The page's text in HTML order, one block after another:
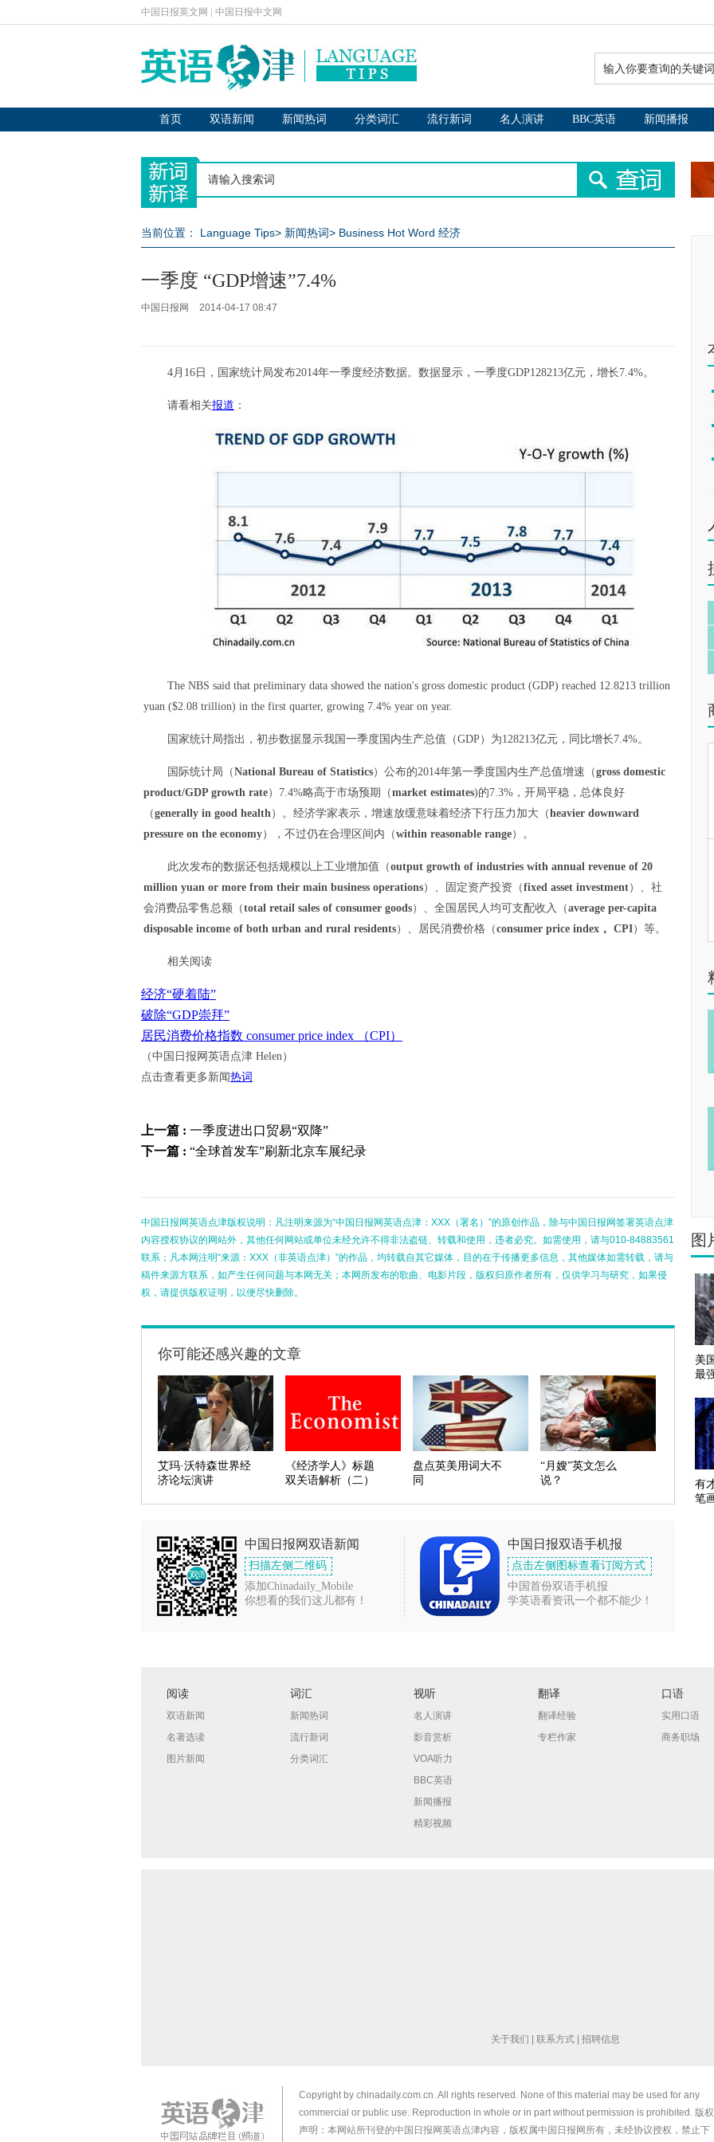
中国日报英文网 中国日报中文网
首页 双语新闻 新闻热词 分类词汇 流行新词 名人演讲 BBC英语 新闻播报
当前位置： Language Tips> 新闻热词> Business Hot Word 经济
一季度 “GDP增速”7.4%
中国日报网 2014-04-17 08:47
4月16日，国家统计局发布2014年一季度经济数据。数据显示，一季度GDP128213亿元，增长7.4%。
请看相关报道 ：
The NBS said that preliminary data showed the nation's gross domestic product (GDP) reached 12.8213 trillion
yuan ($2.08 trillion) in the first quarter, growing 7.4% year on year.
国家统计局指出，初步数据显示我国一季度国内生产总值（GDP）为128213亿元，同比增长7.4%。
国际统计局（National Bureau of Statistics）公布的2014年第一季度国内生产总值增速（gross domestic
product/GDP growth rate）7.4%略高于市场预期（market estimates)的7.3%，开局平稳，总体良好
（generally in good health）。经济学家表示，增速放缓意味着经济下行压力加大（heavier downward
pressure on the economy），不过仍在合理区间内（within reasonable range）。
此次发布的数据还包括规模以上工业增加值（output growth of industries with annual revenue of 20
million yuan or more from their main business operations）、固定资产投资（fixed asset investment）、社
会消费品零售总额（total retail sales of consumer goods）、全国居民人均可支配收入（average per-capita
disposable income of both urban and rural residents）、居民消费价格（consumer price index， CPI）等。
相关阅读
经济“硬着陆”
破除“GDP崇拜”
居民消费价格指数 consumer price index （CPI）
（中国日报网英语点津 Helen）
点击查看更多新闻热词
上一篇 : 一季度进出口贸易“双降”
下一篇 : “全球首发车”刷新北京车展纪录
中国日报网英语点津版权说明：凡注明来源为“中国日报网英语点津：XXX（署名）”的原创作品，除与中国日报网签署英语点津
内容授权协议的网站外，其他任何网站或单位未经允许不得非法盗链、转载和使用，违者必究。如需使用，请与010-84883561
联系；凡本网注明“来源：XXX（非英语点津）”的作品，均转载自其它媒体，目的在于传播更多信息，其他媒体如需转载，请与
稿件来源方联系，如产生任何问题与本网无关；本网所发布的歌曲、电影片段，版权归原作者所有，仅供学习与研究，如果侵
权，请提供版权证明，以便尽快删除。
你可能还感兴趣的文章
艾玛·沃特森世界经
济论坛演讲
《经济学人》标题
双关语解析（二）
盘点英美用词大不
同
“月嫂”英文怎么
说？
中国日报网双语新闻
扫描左侧二维码
添加Chinadaily_Mobile
你想看的我们这儿都有！
中国日报双语手机报
点击左侧图标查看订阅方式
中国首份双语手机报
学英语看资讯一个都不能少！
图
美
最
有
笔
阅读
双语新闻
名著选读
图片新闻
词汇
新闻热词
流行新词
分类词汇
视听
名人演讲
影音赏析
VOA听力
BBC英语
新闻播报
精彩视频
翻译
翻译经验
专栏作家
口语
实用口语
商务职场
关于我们 联系方式 招聘信息
Copyright by chinadaily.com.cn. All rights reserved. None of this material may be used for any
commercial or public use. Reproduction in whole or in part without permission is prohibited. 版权
声明：本网站所刊登的中国日报网英语点津内容，版权属中国日报网所有，未经协议授权，禁止下